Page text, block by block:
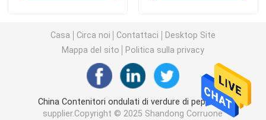
Copertura di plastica ondulata
Scatole ondulate di imballaggio di plastica
I pp hanno ondulato la scatola
Asparagi/Zenzero/Taro/Okra
Casa Circa noi Contattaci
Desktop Site
Mappa del sito
Politica sulla privacy
China Contenitori ondulati di verdure di peperone
supplier.Copyright © 2025 Shandong Corruone